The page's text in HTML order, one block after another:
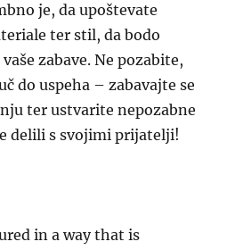
je, da upoštevate
ter stil, da bodo
zabave. Ne pozabite,
do uspeha – zabavajte se
ter ustvarite nepozabne
delili s svojimi prijatelji!
in a way that is